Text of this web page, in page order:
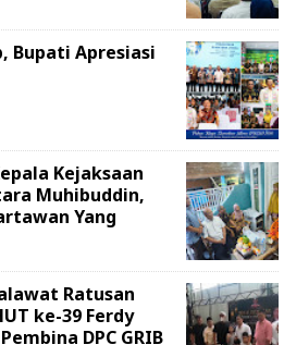
Bupati Apresiasi
Kejaksaan
Muhibuddin,
Yang
Ratusan
ke-39 Ferdy
DPC GRIB